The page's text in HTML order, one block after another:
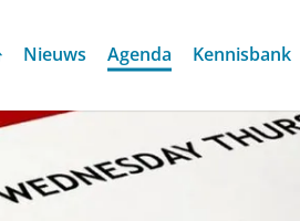
Nieuws Agenda Kennisbank